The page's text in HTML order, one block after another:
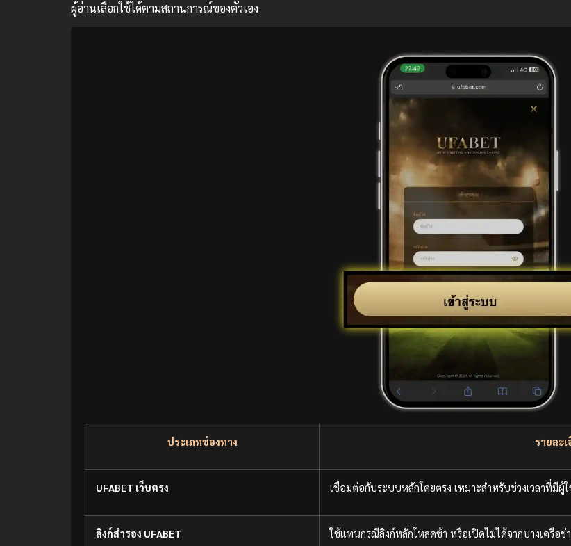
ผู้อ่านเลือกใช้ได้ตามสถานการณ์ของตัวเอง
ประเภทช่องทาง รายละ
UFABET เว็บตรง เชื่อมต่อกับระบบหลักโดยตรง เหมาะสำหรับช่วงเวลาที่มีผู้
ลิงก์สำรอง UFABET ใช้แทนกรณีลิงก์หลักโหลดช้า หรือเปิดไม่ได้จากบางเครือข่